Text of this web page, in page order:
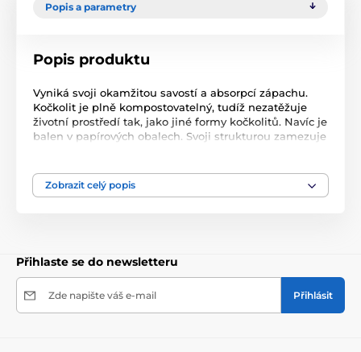
Popis a parametry
Popis produktu
Vyniká svoji okamžitou savostí a absorpcí zápachu.
Kočkolit je plně kompostovatelný, tudíž nezatěžuje
životní prostředí tak, jako jiné formy kočkolitů. Navíc je
balen v papírových obalech. Svoji strukturou zamezuje
Řadu Original doplňuje řada Original flowers, která je
doplněna o příjemnou vůni lučního kvítí.
Zobrazit celý popis
Přihlaste se do newsletteru
Zde napište váš e-mail Přihlásit